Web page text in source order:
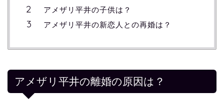
アメザリ平井の子供は？
アメザリ平井の新恋人との再婚は？
アメザリ平井の離婚の原因は？